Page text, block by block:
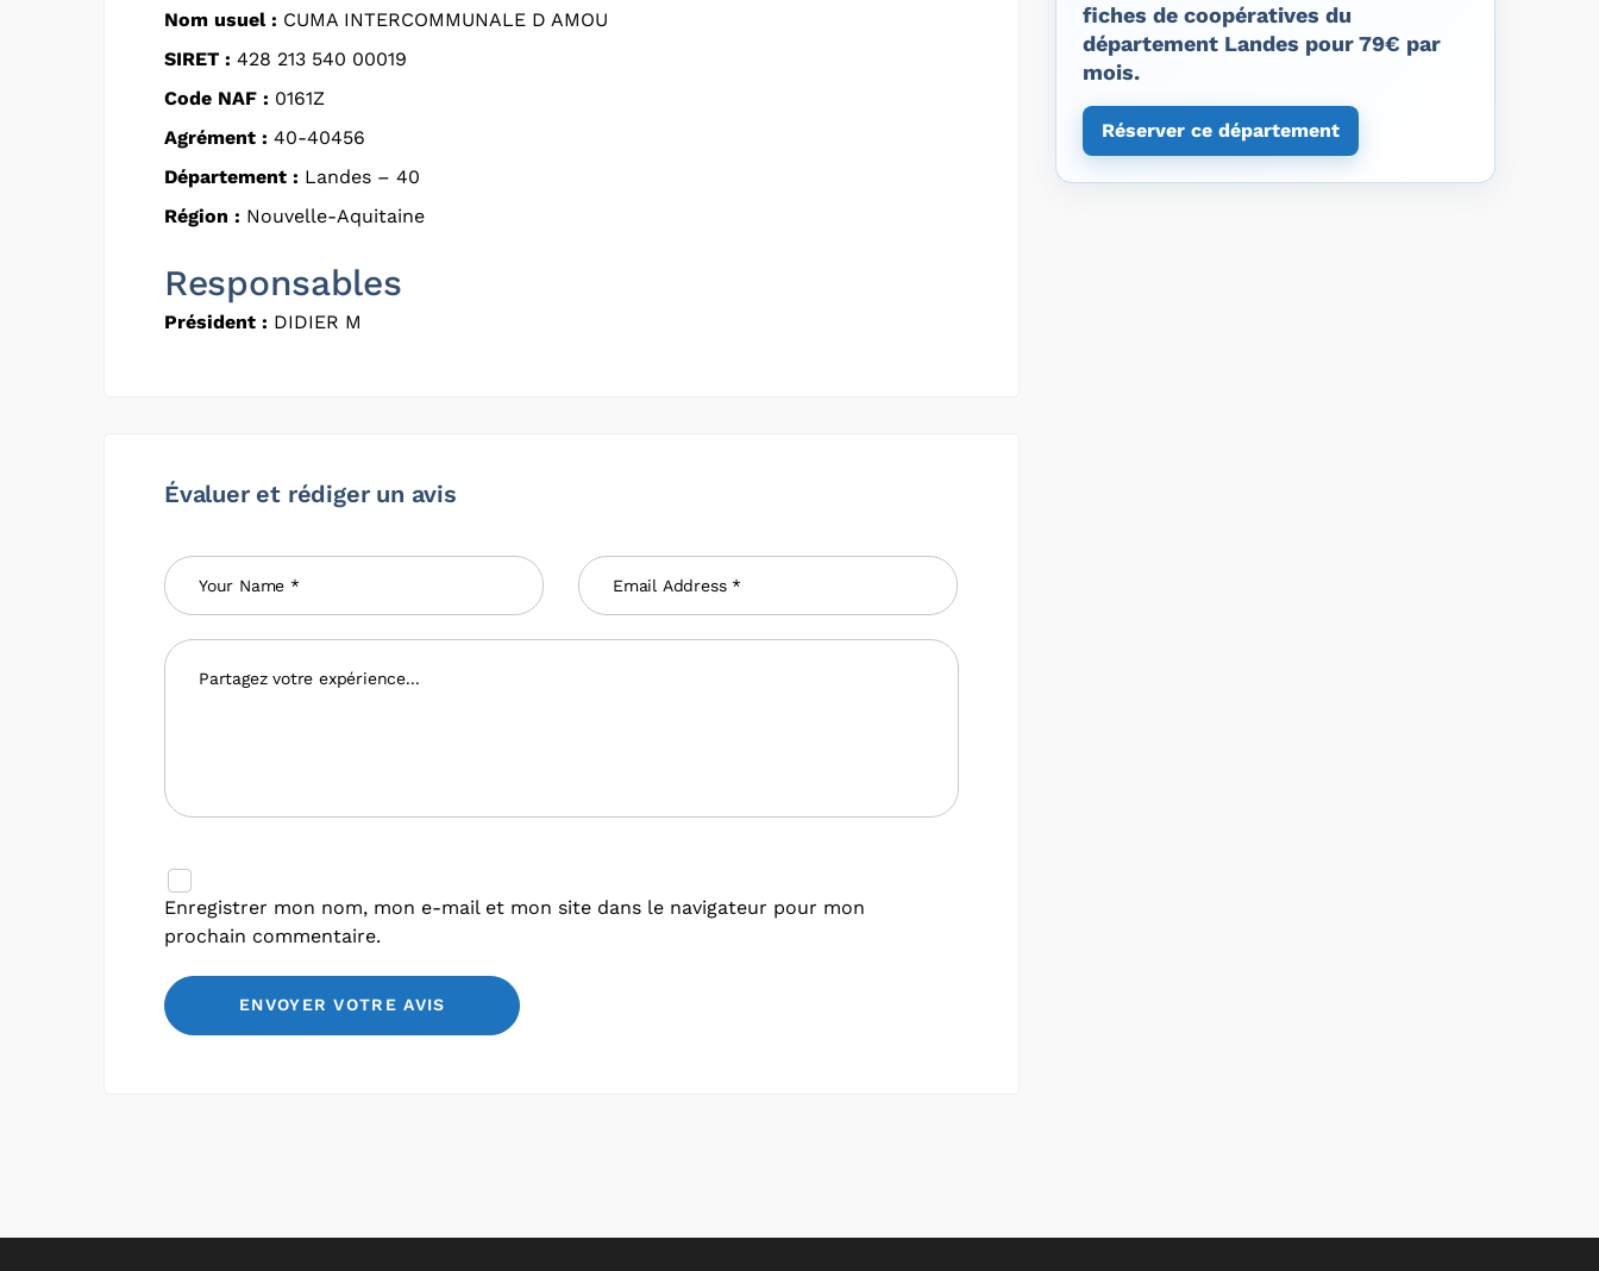
Nom usuel : CUMA INTERCOMMUNALE D AMOU
SIRET : 428 213 540 00019
Code NAF : 0161Z
Agrément : 40-40456
Département : Landes – 40
Région : Nouvelle-Aquitaine
Responsables
Président : DIDIER M
Évaluer et rédiger un avis
Enregistrer mon nom, mon e-mail et mon site dans le navigateur pour mon
prochain commentaire.
fiches de coopératives du
département Landes pour 79€ par
mois.
Réserver ce département